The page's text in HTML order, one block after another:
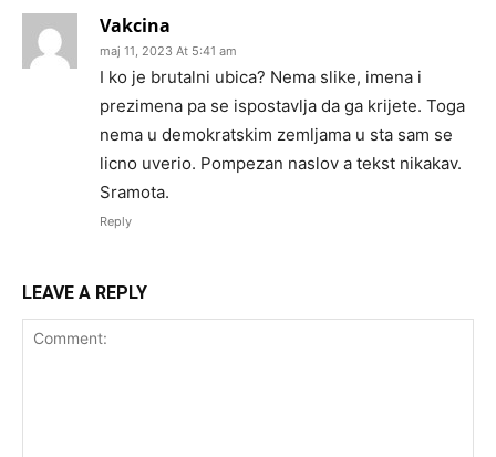
Vakcina
maj 11, 2023 At 5:41 am
I ko je brutalni ubica? Nema slike, imena i
prezimena pa se ispostavlja da ga krijete. Toga
nema u demokratskim zemljama u sta sam se
licno uverio. Pompezan naslov a tekst nikakav.
Sramota.
Reply
LEAVE A REPLY